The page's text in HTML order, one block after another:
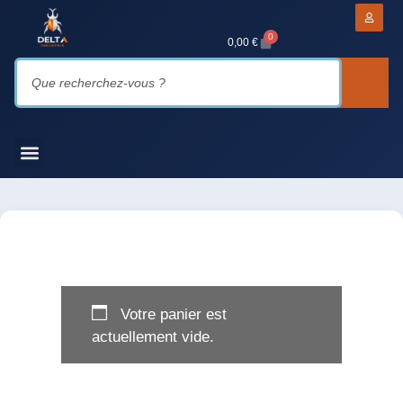
0,00 € 0
Votre panier est
actuellement vide.